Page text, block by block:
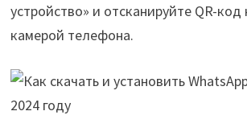
устройство» и отсканируйте QR-
камерой телефона.